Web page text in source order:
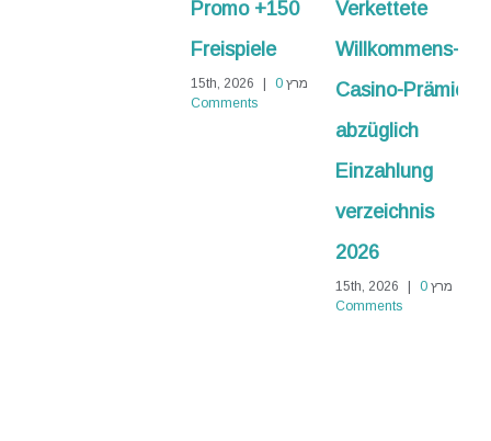
Verkettete
Willkommens-
Casino-Prämie
No
Abschlagzahlung
מרץ 15th, 2026 | 0